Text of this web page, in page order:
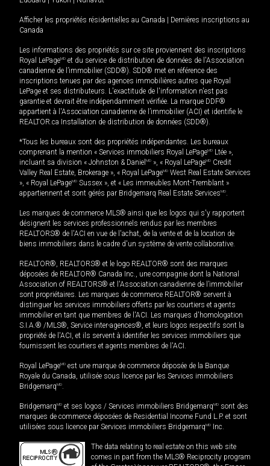
Afficher les propriétés résidentielles au Canada
Dernières inscriptions au
Canada
Les informations des propriétés sur ce site proviennent des inscriptions
Royal LePageMD et du service de distribution de données de l'Association
canadienne de l’immobilier (SDD®). SDD® met en référence des
inscriptions tenues par des agences immobilières autres que Royal
LePage et ses distributeurs. L'exactitude de l'information n'est pas
garantie et devrait être indépendamment vérifiée. La marque DDF®
appartient à l'Association canadienne de l’immobilier (ACI) et identifie le
REALTOR.ca Installation de distribution de données (SDD®).
*Tous les bureaux sont des propriétés indépendantes. Les bureaux
comprenant la mention « Services immobiliers Royal LePageMD Ltée »,
incluant sa division « Johnston & Daniel MD », « Royal LePageMD Credit
Valley Real Estate, Brokerage », « Royal LePageMD West Real Estate Services
», « Royal LePageMD Sussex », et « Les immeubles Mont-Tremblant »
appartiennent et sont gérés par Bridgemarq Real Estate ServicesMD.
Les marques de commerce MLS® ainsi que les logos qui s'y rapportent
désignent les services professionnels rendus par les membres
REALTORS® de l'ACI en vue de l'achat, de la vente et de la location de
biens immobiliers dans le cadre d'un système de vente collaborative.
REALTOR®, REALTORS® et le logo REALTOR® sont des marques
déposées de REALTOR® Canada Inc., une compagnie dont la National
Association of REALTORS® et l'Association canadienne de l’immobilier
sont propriétaires. Les marques de commerce REALTOR® servent à
distinguer les services immobiliers offerts par les courtiers et agents
immobilier en tant que membres de l'ACI. Les marques d'homologation
S.I.A.® /MLS®, Service inter-agences®, et leurs logos respectifs sont la
propriété de l'ACI, et ils servent à identifier les services immobiliers que
fournissent les courtiers et agents membres de l'ACI.
Royal LePageMD est une marque de commerce déposée de la Banque
Royale du Canada, utilisée sous licence par les Services immobiliers
BridgemarqMD.
BridgemarqMD et ses logos / Services immobiliers BridgemarqMD sont des
marques de commerce déposées de Residential Income Fund L.P. et sont
utilisées sous licence par Services immobiliers BridgemarqMD Inc.
The data relating to real estate on this web site
comes in part from the MLS® Reciprocity program